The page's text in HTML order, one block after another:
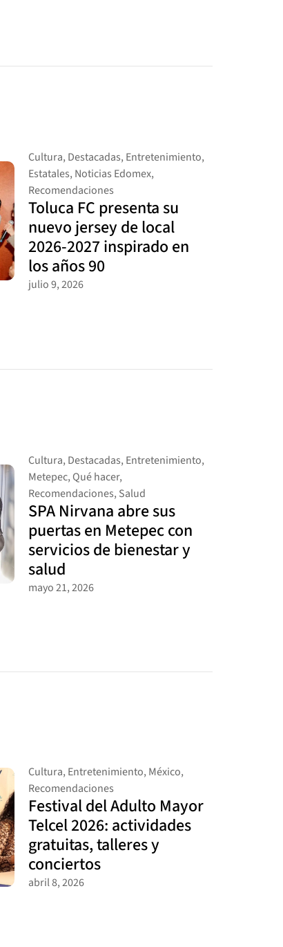
Cultura, Destacadas, Entretenimiento,
Estatales, Noticias Edomex,
Recomendaciones
Toluca FC presenta su
nuevo jersey de local
2026-2027 inspirado en
los años 90
julio 9, 2026
Cultura, Destacadas, Entretenimiento,
Metepec, Qué hacer,
Recomendaciones, Salud
SPA Nirvana abre sus
puertas en Metepec con
servicios de bienestar y
salud
mayo 21, 2026
Cultura, Entretenimiento, México,
Recomendaciones
Festival del Adulto Mayor
Telcel 2026: actividades
gratuitas, talleres y
conciertos
abril 8, 2026